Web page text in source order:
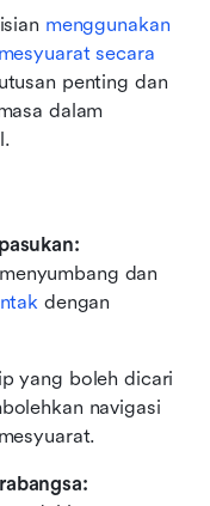
menggunakan
secara
penting dan
dalam
dengan
yang boleh dicari
navigasi